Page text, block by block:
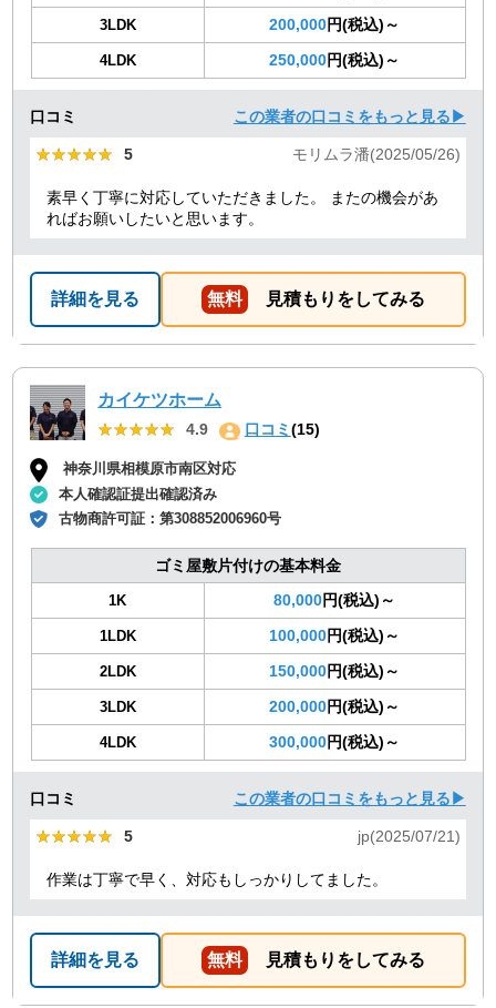
3LDK 200,000円(税込)～
4LDK 250,000円(税込)～
口コミ この業者の口コミをもっと見る▶
★★★★★
★★★★★ 5 モリムラ潘(2025/05/26)
素早く丁寧に対応していただきました。 またの機会があ
ればお願いしたいと思います。
詳細を見る 無料 見積もりをしてみる
カイケツホーム
★★★★★
★★★★★ 4.9 口コミ(15)
神奈川県相模原市南区対応
本人確認証提出確認済み
古物商許可証：第308852006960号
ゴミ屋敷片付けの基本料金
1K 80,000円(税込)～
1LDK 100,000円(税込)～
2LDK 150,000円(税込)～
3LDK 200,000円(税込)～
4LDK 300,000円(税込)～
口コミ この業者の口コミをもっと見る▶
★★★★★
★★★★★ 5 jp(2025/07/21)
作業は丁寧で早く、対応もしっかりしてました。
詳細を見る 無料 見積もりをしてみる